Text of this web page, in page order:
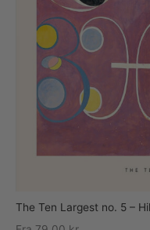
The Ten Largest no. 5 –